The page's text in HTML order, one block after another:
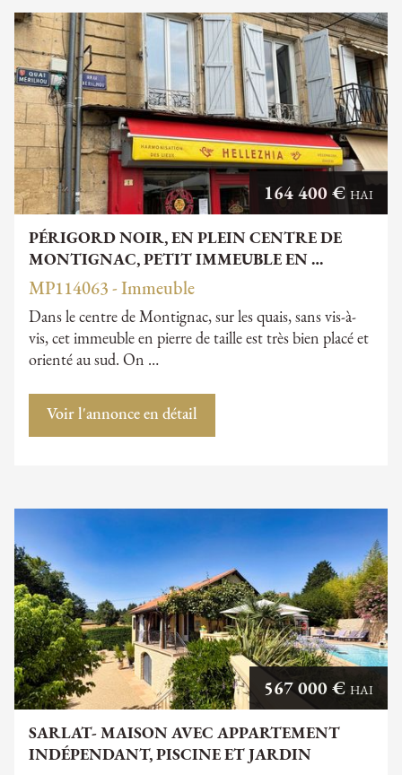
PÉRIGORD NOIR, EN PLEIN CENTRE DE
MONTIGNAC, PETIT IMMEUBLE EN …
164 400 € HAI
MP114063 - Immeuble
Dans le centre de Montignac, sur les quais, sans vis-à-
vis, cet immeuble en pierre de taille est très bien placé et
orienté au sud. On …
Voir l'annonce en détail
SARLAT- MAISON AVEC APPARTEMENT
INDÉPENDANT, PISCINE ET JARDIN
567 000 € HAI